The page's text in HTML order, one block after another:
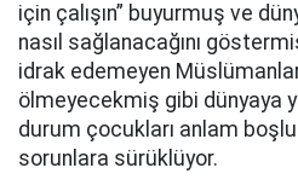
için çalışın” buyurmuş ve
nasıl sağlanacağını
idrak edemeyen
ölmeyecekmiş gibi dünyaya
durum çocukları anlam
sorunlara sürüklüyor.